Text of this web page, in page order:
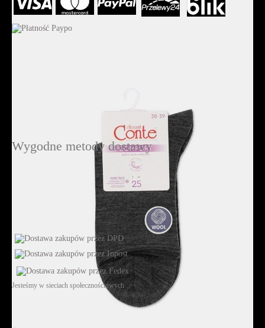
Wygodne metody dostawy
Jesteśmy w sieciach społecznościowych